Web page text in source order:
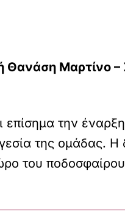
Μαρτίνο –
την
της ομάδας. Η
του